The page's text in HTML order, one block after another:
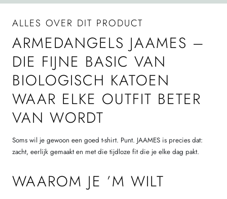
ALLES OVER DIT PRODUCT
ARMEDANGELS JAAMES –
DIE FIJNE BASIC VAN
BIOLOGISCH KATOEN
WAAR ELKE OUTFIT BETER
VAN WORDT
Soms wil je gewoon een goed t-shirt. Punt. JAAMES is precies dat:
zacht, eerlijk gemaakt en met die tijdloze fit die je elke dag pakt.
WAAROM JE ’M WILT